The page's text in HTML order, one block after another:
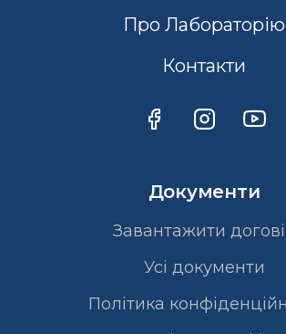
Про Лабораторію
Контакти
Документи
Завантажити
Усі документи
Політика